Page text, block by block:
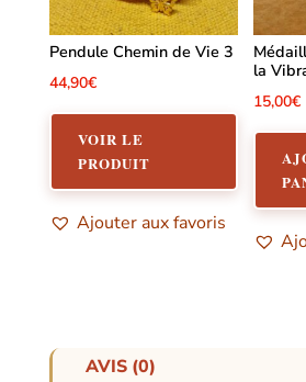
Pendule Chemin de Vie 3
44,90€
VOIR LE
PRODUIT
Ajouter aux favoris
la
15,00€
AVIS (0)